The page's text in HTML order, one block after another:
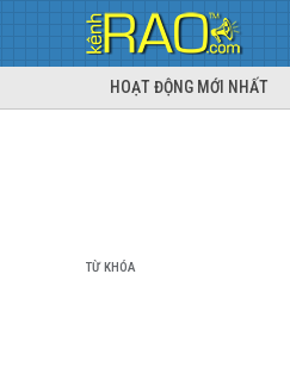
HOẠT ĐỘNG MỚI NHẤT
TỪ KHÓA